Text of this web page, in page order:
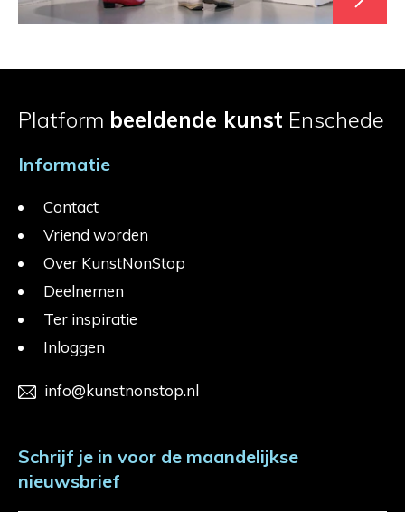
Platform beeldende kunst Enschede
Informatie
Contact
Vriend worden
Over KunstNonStop
Deelnemen
Ter inspiratie
Inloggen
info@kunstnonstop.nl
Schrijf je in voor de maandelijkse
nieuwsbrief